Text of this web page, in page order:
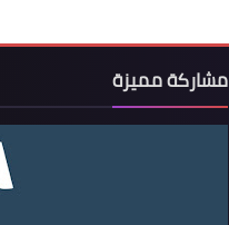
مشاركة مميزة